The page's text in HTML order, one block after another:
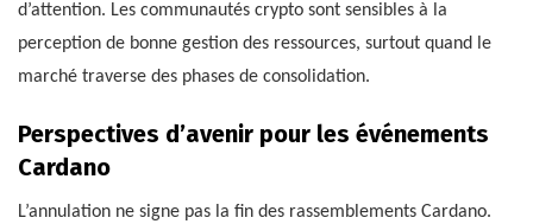
d’attention. Les communautés crypto sont sensibles à la
perception de bonne gestion des ressources, surtout quand le
marché traverse des phases de consolidation.
Perspectives d’avenir pour les événements
Cardano
L’annulation ne signe pas la fin des rassemblements Cardano.